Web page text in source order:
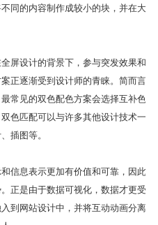
同的内容制作成较小的块，并在大
屏设计的背景下，参与突发效果和
正逐渐受到设计师的青睐。简而言
常见的双色配色方案会选择互补色
色匹配可以与许多其他设计技术一
插图等。
信息表示更加有价值和可靠，因此
正是由于数据可视化，数据才更受
到网站设计中，并将互动动画分离